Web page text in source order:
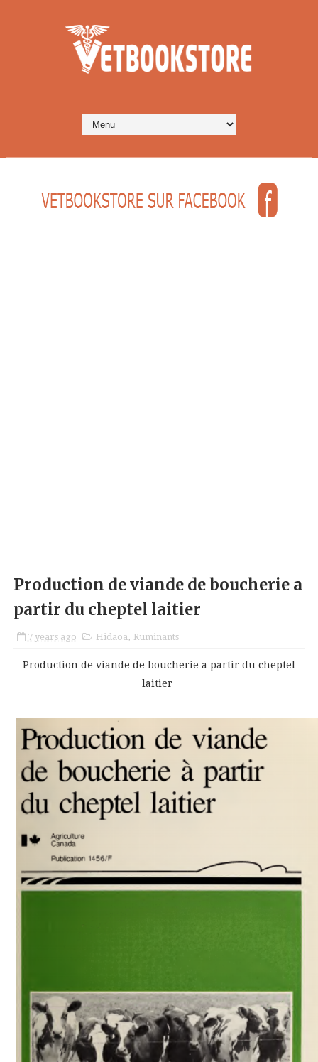
Production de viande de boucherie a
partir du cheptel laitier
7 years ago Hidaoa, Ruminants
Production de viande de boucherie a partir du cheptel
laitier